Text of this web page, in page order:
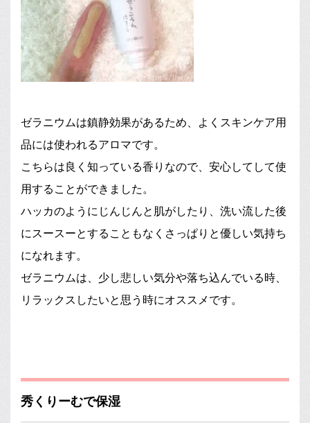
ゼラニウムは鎮静効果があるため、よくスキンケア用
品には使われるアロマです。
こちらは良く知っている香りなので、安心してして使
用することができました。
ハッカのようにじんじんと肌がしたり、洗い流した後
にスースーとすることもなくさっぱりと優しい気持ち
になれます。
ゼラニウムは、少し悲しい気分や落ち込んでいる時、
リラックスしたいと思う時にオススメです。
秀くりーむで保湿